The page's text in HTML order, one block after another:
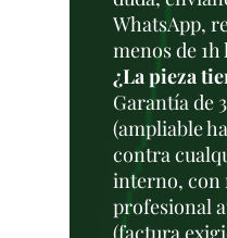
WhatsApp,
menos de
¿La pieza
Garantía de
(ampliable
contra
interno, con
profesional
(factura